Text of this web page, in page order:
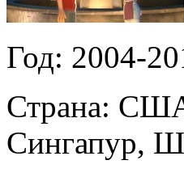
Год: 2004-
Страна:
Сингапур,